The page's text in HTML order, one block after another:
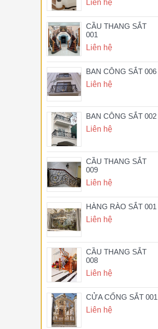
Liên hệ
CẦU THANG SẮT
001
Liên hệ
BAN CÔNG SẮT 006
Liên hệ
BAN CÔNG SẮT 002
Liên hệ
CẦU THANG SẮT
009
Liên hệ
HÀNG RÀO SẮT 001
Liên hệ
CẦU THANG SẮT
008
Liên hệ
CỬA CỔNG SẮT 001
Liên hệ